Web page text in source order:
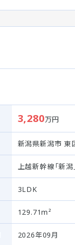
3,280万円
新潟県新潟市 東
上越新幹線「新
3LDK
129.71m²
2026年09月